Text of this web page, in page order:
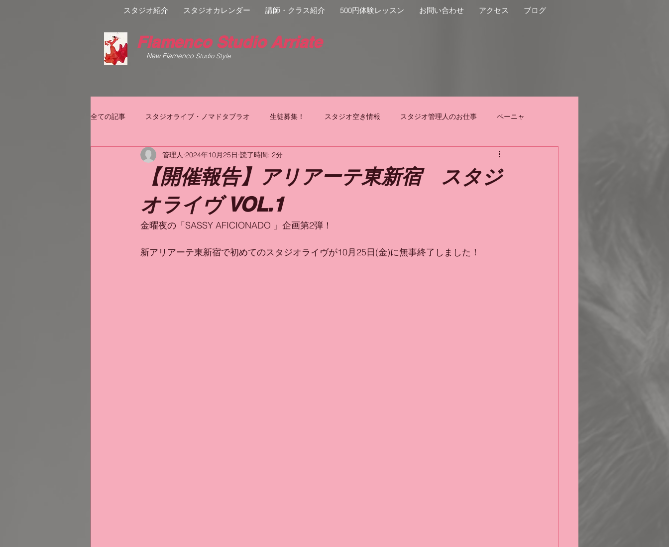
スタジオ紹介 スタジオカレンダー 講師・クラス紹介 500円体験レッスン お問い合わせ アクセス ブログ
Flamenco Studio Arriate
New Flamenco Studio Style
全ての記事 スタジオライブ・ノマドタブラオ 生徒募集！ スタジオ空き情報 スタジオ管理人のお仕事 ペーニャ
【開催報告】アリアーテ東新宿 スタジ
オライヴ VOL.1
管理人 2024年10月25日 読了時間: 2分
金曜夜の「SASSY AFICIONADO 」企画第2弾！
新アリアーテ東新宿で初めてのスタジオライヴが10月25日(金)に無事終了しました！